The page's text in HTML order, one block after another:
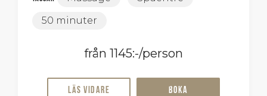
50 minuter
från 1145:-/person
Läs vidare Boka